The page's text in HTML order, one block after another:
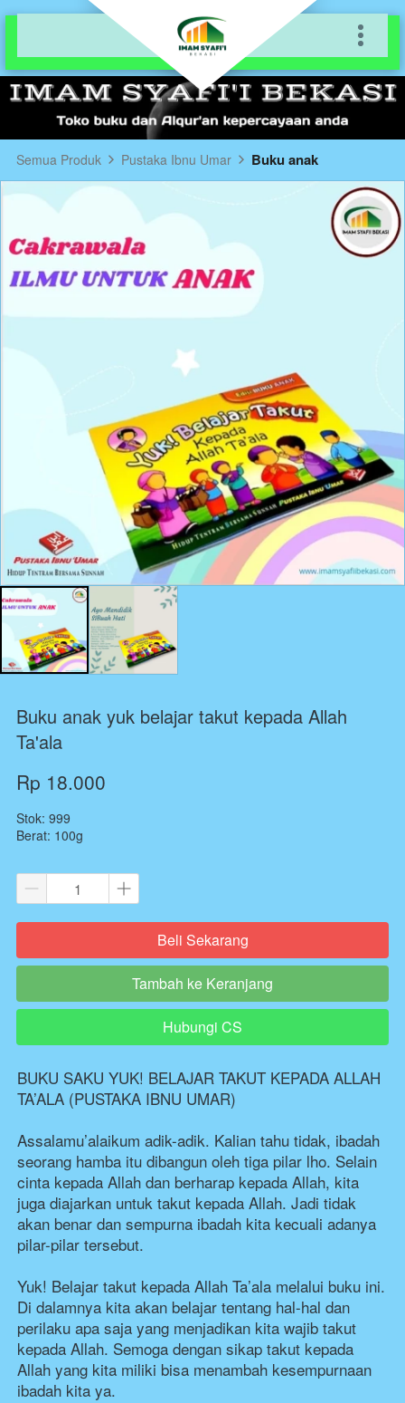
Semua Produk Pustaka Ibnu Umar Buku anak
Buku anak yuk belajar takut kepada Allah
Ta'ala
Rp 18.000
Stok: 999
Berat: 100g
`Beli Sekarang
`
Tambah ke Keranjang
`Hubungi CS
BUKU SAKU YUK! BELAJAR TAKUT KEPADA ALLAH
TA’ALA (PUSTAKA IBNU UMAR)
Assalamu’alaikum adik-adik. Kalian tahu tidak, ibadah
seorang hamba itu dibangun oleh tiga pilar lho. Selain
cinta kepada Allah dan berharap kepada Allah, kita
juga diajarkan untuk takut kepada Allah. Jadi tidak
akan benar dan sempurna ibadah kita kecuali adanya
pilar-pilar tersebut.
Yuk! Belajar takut kepada Allah Ta’ala melalui buku ini.
Di dalamnya kita akan belajar tentang hal-hal dan
perilaku apa saja yang menjadikan kita wajib takut
kepada Allah. Semoga dengan sikap takut kepada
Allah yang kita miliki bisa menambah kesempurnaan
ibadah kita ya.